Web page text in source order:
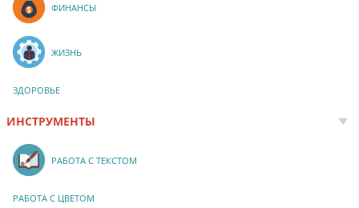
ФИНАНСЫ
ЖИЗНЬ
ЗДОРОВЬЕ
ИНСТРУМЕНТЫ
РАБОТА С ТЕКСТОМ
РАБОТА С ЦВЕТОМ